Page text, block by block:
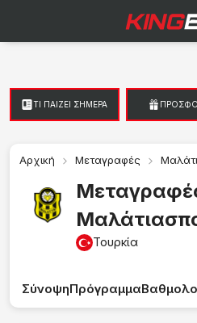
Αρχική Μεταγραφές
Τουρκία
ΣύνοψηΠρόγραμμα
TI ΠΑΙΖΕΙ ΣΗΜΕΡΑ